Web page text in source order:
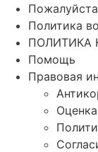
Политика
ПОЛИТИКА
Помощь
Правовая